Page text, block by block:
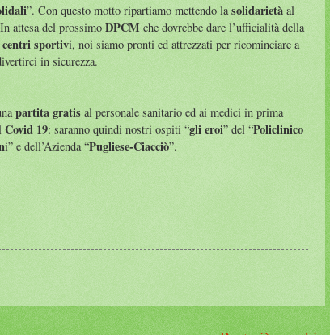
”. Con questo motto ripartiamo mettendo lasolidarietà al
attesa del prossimoDPCM che dovrebbe dare l’ufficialità della
centri sportivi, noi siamo pronti ed attrezzati per ricominciare a
in sicurezza.
partita gratis al personale sanitario ed ai medici in prima
Covid 19: saranno quindi nostri ospiti “gli eroi” del “Policlinico
i” e dell’Azienda “Pugliese-Ciacciò”.